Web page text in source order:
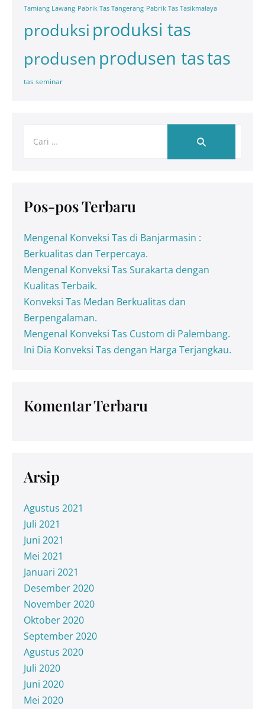
Tamiang Lawang Pabrik Tas Tangerang Pabrik Tas Tasikmalaya
produksi produksi tas
produsen produsen tastas
tas seminar
Pos-pos Terbaru
Mengenal Konveksi Tas di Banjarmasin :
Berkualitas dan Terpercaya.
Mengenal Konveksi Tas Surakarta dengan
Kualitas Terbaik.
Konveksi Tas Medan Berkualitas dan
Berpengalaman.
Mengenal Konveksi Tas Custom di Palembang.
Ini Dia Konveksi Tas dengan Harga Terjangkau.
Komentar Terbaru
Arsip
Agustus 2021
Juli 2021
Juni 2021
Mei 2021
Januari 2021
Desember 2020
November 2020
Oktober 2020
September 2020
Agustus 2020
Juli 2020
Juni 2020
Mei 2020